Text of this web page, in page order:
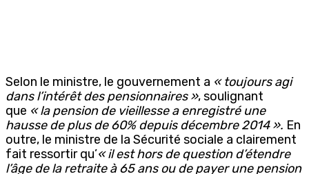
Selon le ministre, le gouvernement a « toujours agi
dans l’intérêt des pensionnaires », soulignant
que «la pension de vieillesse a enregistré une
hausse de plus de 60% depuis décembre 2014 ». En
outre, le ministre de la Sécurité sociale a clairement
fait ressortir qu’« il est hors de question d’étendre
l’âge de la retraite à 65 ans ou de payer une pension